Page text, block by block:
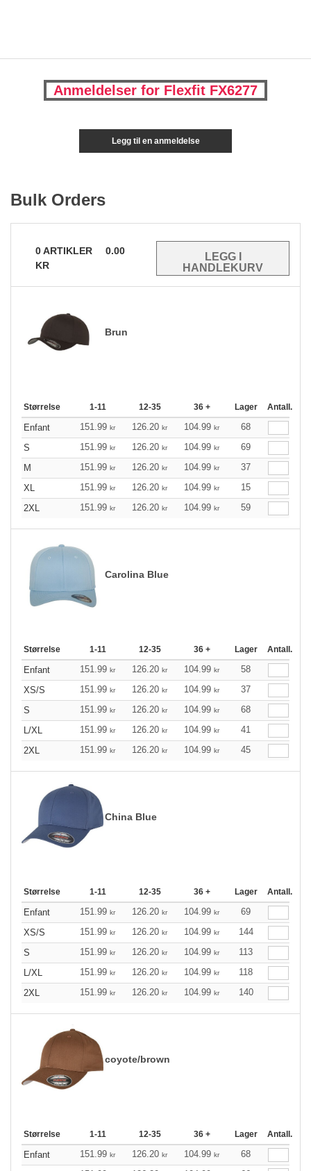
Anmeldelser for Flexfit FX6277
Legg til en anmeldelse
Bulk Orders
0ARTIKLER
0.00
KR
Brun
Størrelse 1-11 12-35 36 + Lager Antall.
Enfant 151.99 kr 126.20 kr 104.99 kr
68
S
151.99 kr 126.20 kr 104.99 kr
69
M
151.99 kr 126.20 kr 104.99 kr
37
XL
151.99 kr 126.20 kr 104.99 kr
15
2XL
151.99 kr 126.20 kr 104.99 kr 59
Carolina Blue
Størrelse 1-11 12-35 36 + Lager Antall.
Enfant 151.99 kr 126.20 kr 104.99 kr
58
XS/S
151.99 kr 126.20 kr 104.99 kr
37
S
151.99 kr 126.20 kr 104.99 kr
68
L/XL
151.99 kr 126.20 kr 104.99 kr
41
2XL
151.99 kr 126.20 kr 104.99 kr 45
China Blue
Størrelse 1-11 12-35 36 + Lager Antall.
Enfant 151.99 kr 126.20 kr 104.99 kr
69
XS/S
151.99 kr 126.20 kr 104.99 kr
144
S
151.99 kr 126.20 kr 104.99 kr
113
L/XL
151.99 kr 126.20 kr 104.99 kr
118
2XL
151.99 kr 126.20 kr 104.99 kr 140
coyote/brown
Størrelse 1-11 12-35 36 + Lager Antall.
Enfant 151.99 kr 126.20 kr 104.99 kr
68